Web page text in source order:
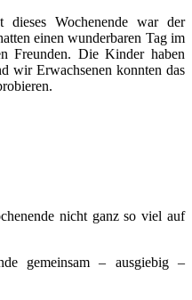
dieses Wochenende war der
einen wunderbaren Tag im
Freunden. Die Kinder haben
wir Erwachsenen konnten das
nicht ganz so viel auf
gemeinsam – ausgiebig –